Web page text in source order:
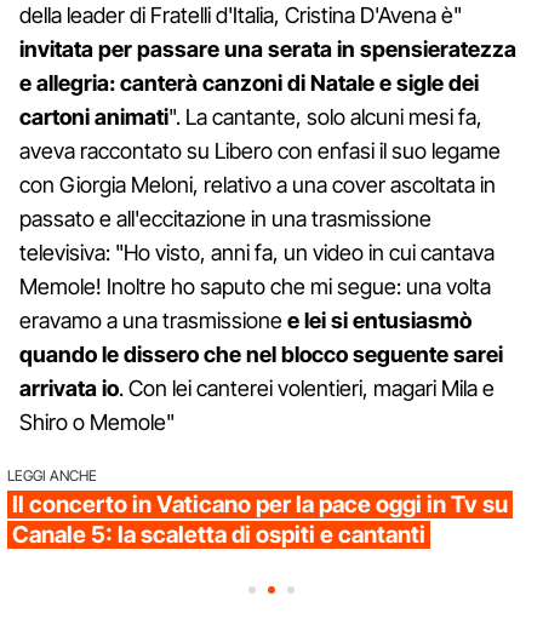
della leader di Fratelli d'Italia, Cristina D'Avena è"
invitata per passare una serata in spensieratezza
e allegria: canterà canzoni di Natale e sigle dei
cartoni animati". La cantante, solo alcuni mesi fa,
aveva raccontato su Libero con enfasi il suo legame
con Giorgia Meloni, relativo a una cover ascoltata in
passato e all'eccitazione in una trasmissione
televisiva: "Ho visto, anni fa, un video in cui cantava
Memole! Inoltre ho saputo che mi segue: una volta
eravamo a una trasmissionee lei si entusiasmò
quando le dissero che nel blocco seguente sarei
arrivata io. Con lei canterei volentieri, magari Mila e
Shiro o Memole"
LEGGI ANCHE
Il concerto in Vaticano per la pace oggi in Tv su
Canale 5: la scaletta di ospiti e cantanti